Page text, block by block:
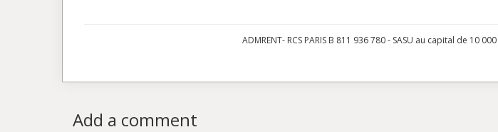
ADMRENT- RCS PARIS B 811 936 780 - SASU au capital de 10
Add a comment